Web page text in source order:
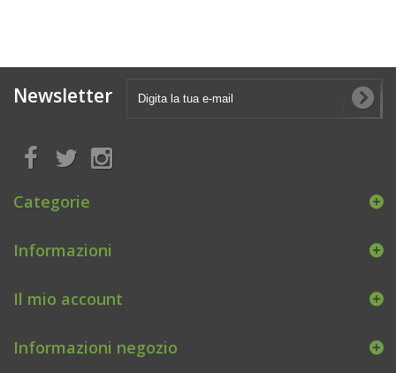
Newsletter
Categorie
Informazioni
Il mio account
Informazioni negozio